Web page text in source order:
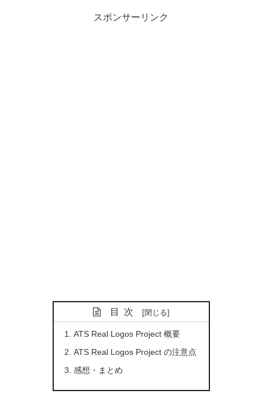
スポンサーリンク
目次
ATS Real Logos Project 概要
ATS Real Logos Project の注意点
感想・まとめ